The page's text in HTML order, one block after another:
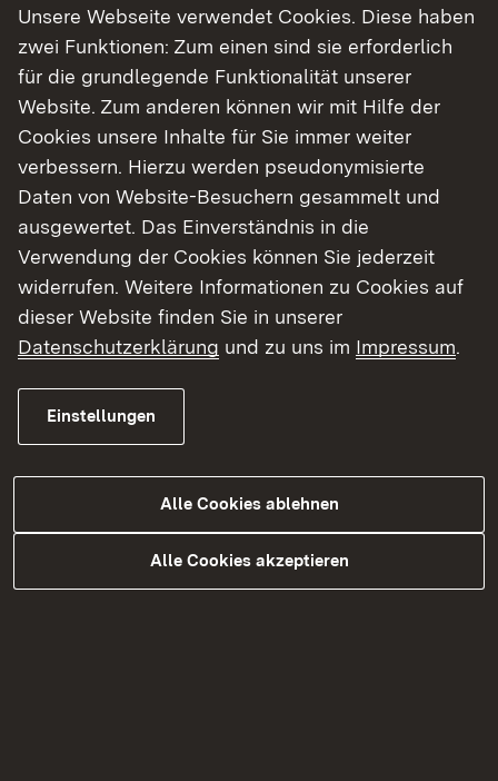
Studiengangsuche schnell den passenden
Studienplatz. Außerdem gibt's eine Schritt-für-
Schritt-Anleitung zu deinem Traum-Studium.
Finde dein Studium in Baden-Württemberg
Unsere Webseite verwendet Cookies. Diese haben
zwei Funktionen: Zum einen sind sie erforderlich
für die grundlegende Funktionalität unserer
Website. Zum anderen können wir mit Hilfe der
Cookies unsere Inhalte für Sie immer weiter
verbessern. Hierzu werden pseudonymisierte
Daten von Website-Besuchern gesammelt und
ausgewertet. Das Einverständnis in die
Verwendung der Cookies können Sie jederzeit
widerrufen. Weitere Informationen zu Cookies auf
dieser Website finden Sie in unserer
Datenschutzerklärung und zu uns im Impressum.
Einstellungen
Alle Cookies ablehnen
Alle Cookies akzeptieren